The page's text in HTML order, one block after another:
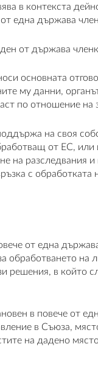
в контекста
една държава
от държава
основната
му данни,
по отношение на
на своя
от ЕС,
на разследвания
с
от една
обработването на
решения, в който
в повече от
в Съюза,
на дадено